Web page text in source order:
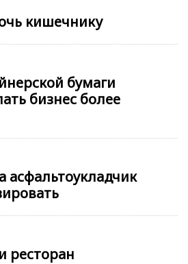
кишечнику
бумаги
бизнес более
асфальтоукладчик
ресторан